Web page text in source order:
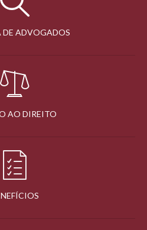
DE ADVOGADOS
AO DIREITO